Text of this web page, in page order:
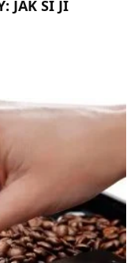
JAK SI JI